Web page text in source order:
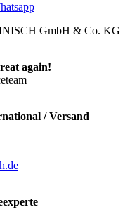
GmbH & Co. KG
again!
/ Versand